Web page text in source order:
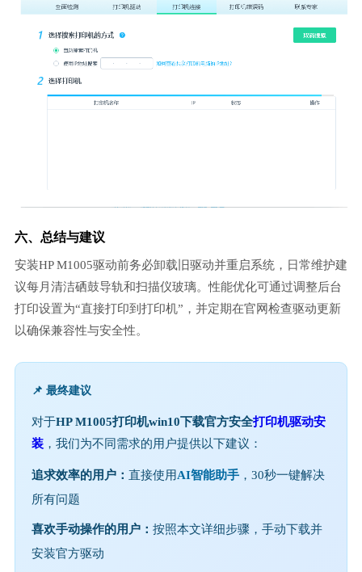
六、总结与建议
安装HP M1005驱动前务必卸载旧驱动并重启系统，日常维护建
议每月清洁硒鼓导轨和扫描仪玻璃。性能优化可通过调整后台
打印设置为“直接打印到打印机”，并定期在官网检查驱动更新
以确保兼容性与安全性。
📌 最终建议
对于HP M1005打印机win10下载官方安全打印机驱动安
装，我们为不同需求的用户提供以下建议：
追求效率的用户： 直接使用AI智能助手，30秒一键解决
所有问题
喜欢手动操作的用户： 按照本文详细步骤，手动下载并
安装官方驱动